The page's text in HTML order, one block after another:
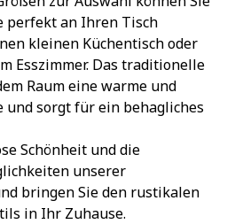
perfekt an Ihren Tisch
kleinen Küchentisch oder
Esszimmer. Das traditionelle
Raum eine warme und
und sorgt für ein behagliches
Schönheit und die
unserer
bringen Sie den rustikalen
in Ihr Zuhause.